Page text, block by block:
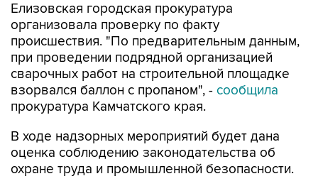
Елизовская городская прокуратура
организовала проверку по факту
происшествия. "По предварительным данным,
при проведении подрядной организацией
сварочных работ на строительной площадке
взорвался баллон с пропаном", - сообщила
прокуратура Камчатского края.
В ходе надзорных мероприятий будет дана
оценка соблюдению законодательства об
охране труда и промышленной безопасности.